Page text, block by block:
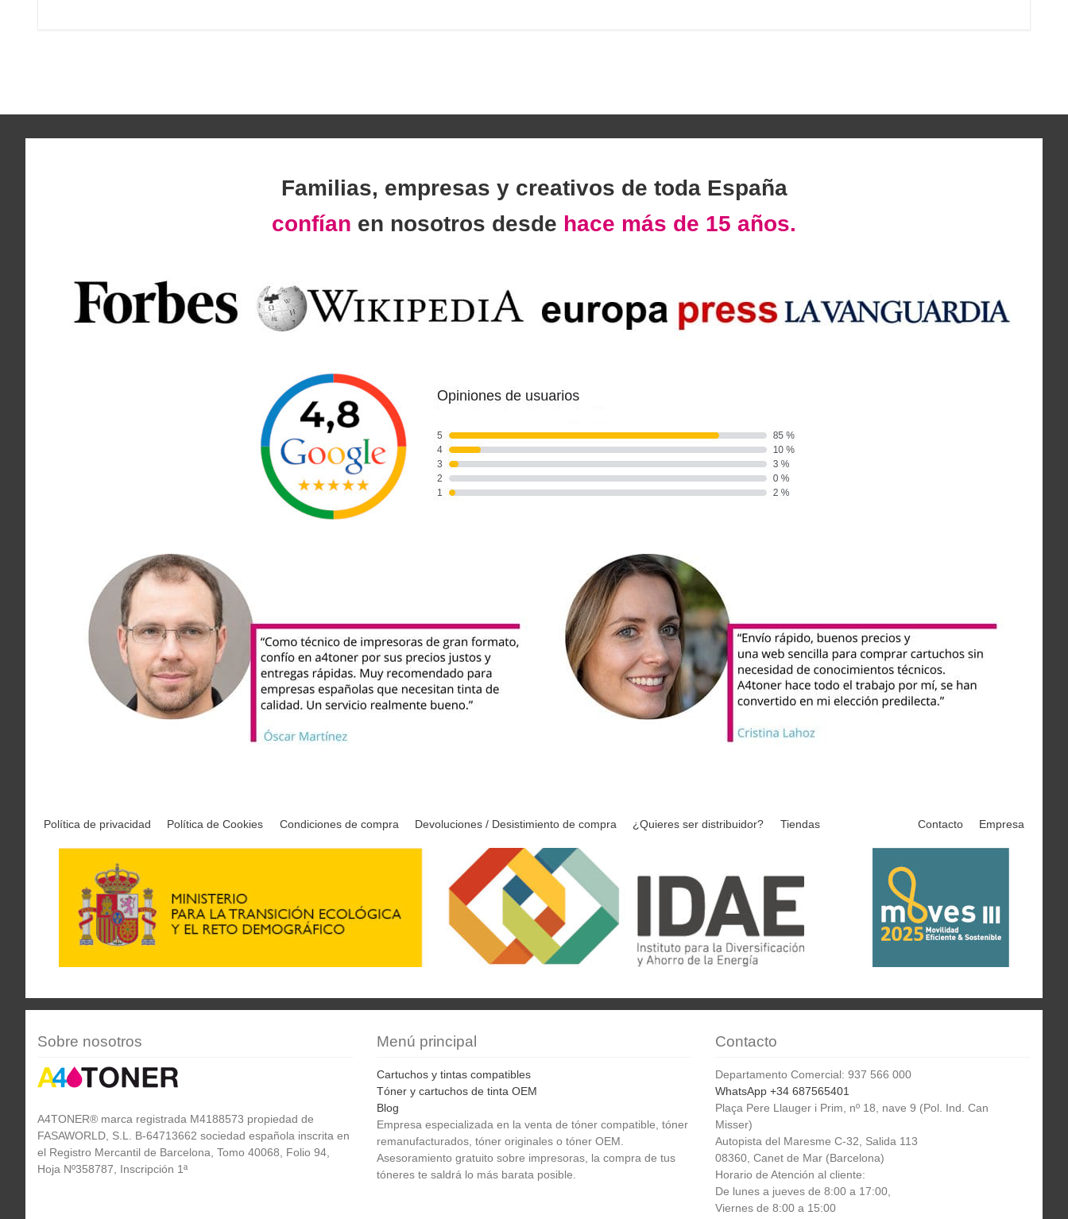
Familias, empresas y creativos de toda España
confían en nosotros desde hace más de 15 años.
Política de privacidad Política de Cookies Condiciones de compra Devoluciones / Desistimiento de compra ¿Quieres ser distribuidor? Tiendas Contacto Empresa
Sobre nosotros
A4TONER® marca registrada M4188573 propiedad de
FASAWORLD, S.L. B-64713662 sociedad española inscrita en
el Registro Mercantil de Barcelona, Tomo 40068, Folio 94,
Hoja Nº358787, Inscripción 1ª
Menú principal
Cartuchos y tintas compatibles
Tóner y cartuchos de tinta OEM
Blog
Empresa especializada en la venta de tóner compatible, tóner
remanufacturados, tóner originales o tóner OEM.
Asesoramiento gratuito sobre impresoras, la compra de tus
tóneres te saldrá lo más barata posible.
Contacto
Departamento Comercial: 937 566 000
WhatsApp +34 687565401
Plaça Pere Llauger i Prim, nº 18, nave 9 (Pol. Ind. Can
Misser)
Autopista del Maresme C-32, Salida 113
08360, Canet de Mar (Barcelona)
Horario de Atención al cliente:
De lunes a jueves de 8:00 a 17:00,
Viernes de 8:00 a 15:00